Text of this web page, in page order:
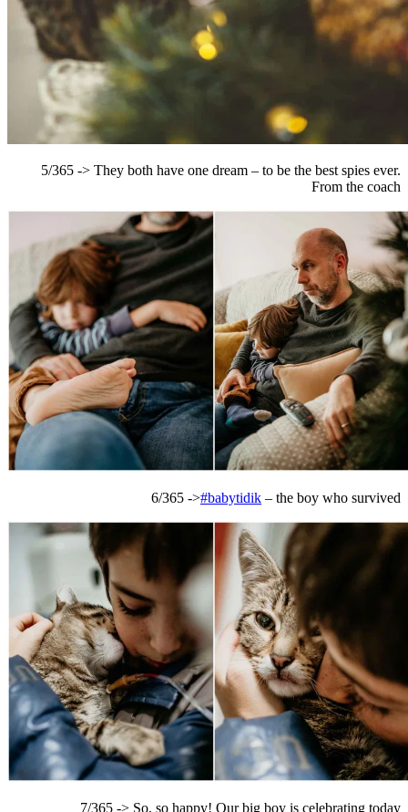
5/365 -> They both have one dream – to be the best spies ever.
From the coach
6/365 ->#babytidik – the boy who survived
7/365 -> So, so happy! Our big boy is celebrating today